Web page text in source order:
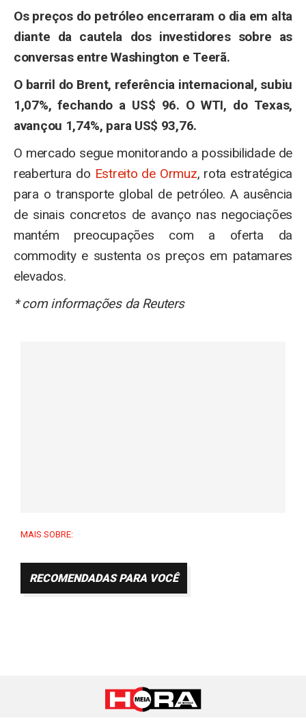
Os preços do petróleo encerraram o dia em alta
diante da cautela dos investidores sobre as
conversas entre Washington e Teerã.
O barril do Brent, referência internacional, subiu
1,07%, fechando a US$ 96. O WTI, do Texas,
avançou 1,74%, para US$ 93,76.
O mercado segue monitorando a possibilidade de
reabertura do Estreito de Ormuz, rota estratégica
para o transporte global de petróleo. A ausência
de sinais concretos de avanço nas negociações
mantém preocupações com a oferta da
commodity e sustenta os preços em patamares
elevados.
* com informações da Reuters
MAIS SOBRE:
RECOMENDADAS PARA VOCÊ